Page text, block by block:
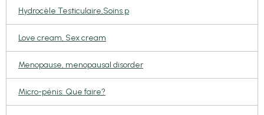
Hydrocèle Testiculaire,Soins p
Love cream, Sex cream
Menopause, menopausal disorder
Micro-pénis: Que faire?